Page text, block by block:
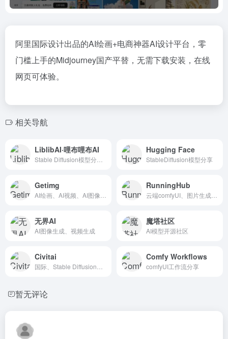
阿里国际设计出品的AI绘画+电商神器AI设计平台，零
门槛上手的Midjourney国产平替，无需下载安装，在线
网页可体验。
相关导航
LiblibAI·哩布哩布AI Hugging Face
StableDiffusion模型分享
Getimg RunningHub
无界AI
AI图像生成、视频生成
魔塔社区
AI模型开源社区
Civitai Comfy Workflows
comfyUI工作流分享
暂无评论